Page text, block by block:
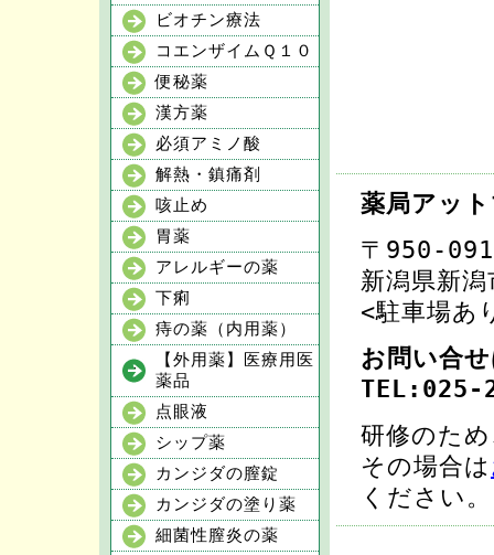
ビオチン療法
コエンザイムＱ１０
便秘薬
漢方薬
必須アミノ酸
解熱・鎮痛剤
咳止め
胃薬
アレルギーの薬
下痢
痔の薬（内用薬）
【外用薬】医療用医
薬品
点眼液
シップ薬
カンジダの膣錠
カンジダの塗り薬
細菌性膣炎の薬
薬局アッ
〒950-
新潟県新
<駐車場あ
お問い合
TEL:025-
研修のた
その場合は
ください。